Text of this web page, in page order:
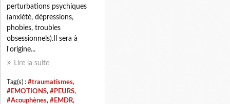
perturbations psychiques
(anxiété, dépressions,
phobies, troubles
obsessionnels).Il sera à
l'origine...
Lire la suite
Tag(s) : #traumatismes,
#EMOTIONS, #PEURS,
#Acouphènes, #EMDR,